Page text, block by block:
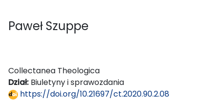
Paweł Szuppe
Collectanea Theologica
Dział: Biuletyny i sprawozdania
https://doi.org/10.21697/ct.2020.90.2.08